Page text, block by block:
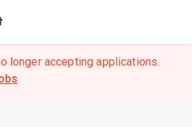
longer accepting applications.